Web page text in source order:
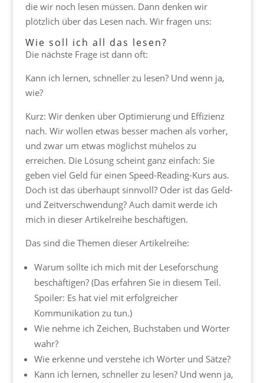
die wir noch lesen müssen. Dann denken wir
plötzlich über das Lesen nach. Wir fragen uns:
Wie soll ich all das lesen?
Die nächste Frage ist dann oft:
Kann ich lernen, schneller zu lesen? Und wenn ja,
wie?
Kurz: Wir denken über Optimierung und Effizienz
nach. Wir wollen etwas besser machen als vorher,
und zwar um etwas möglichst mühelos zu
erreichen. Die Lösung scheint ganz einfach: Sie
geben viel Geld für einen Speed-Reading-Kurs aus.
Doch ist das überhaupt sinnvoll? Oder ist das Geld-
und Zeitverschwendung? Auch damit werde ich
mich in dieser Artikelreihe beschäftigen.
Das sind die Themen dieser Artikelreihe:
Warum sollte ich mich mit der Leseforschung
beschäftigen? (Das erfahren Sie in diesem Teil.
Spoiler: Es hat viel mit erfolgreicher
Kommunikation zu tun.)
Wie nehme ich Zeichen, Buchstaben und Wörter
wahr?
Wie erkenne und verstehe ich Wörter und Sätze?
Kann ich lernen, schneller zu lesen? Und wenn ja,